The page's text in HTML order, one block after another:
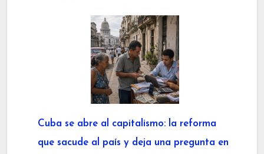
Cuba se abre al capitalismo: la reforma
que sacude al país y deja una pregunta en